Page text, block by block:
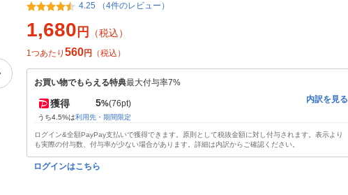
4.25 （4件のレビュー）
1,680 円 （税込）
1つあたり 560円 （税込）
お買い物でもらえる特典最大付与率7%
獲得 5%(76pt)
うち4.5%は利用先・期間限定
内訳を見る
ログイン&全額PayPay支払いで獲得できます。原則として税抜金額に対し付与されます。表示より
も実際の付与数、付与率が少ない場合があります。詳細は内訳からご確認ください。
ログインはこちら